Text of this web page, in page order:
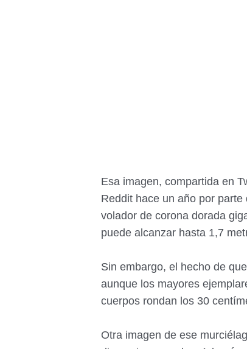
Esa imagen, compartida en
Reddit hace un año por
volador de corona dorada
puede alcanzar hasta 1,7
Sin embargo, el hecho de
aunque los mayores
cuerpos rondan los 30
Otra imagen de ese